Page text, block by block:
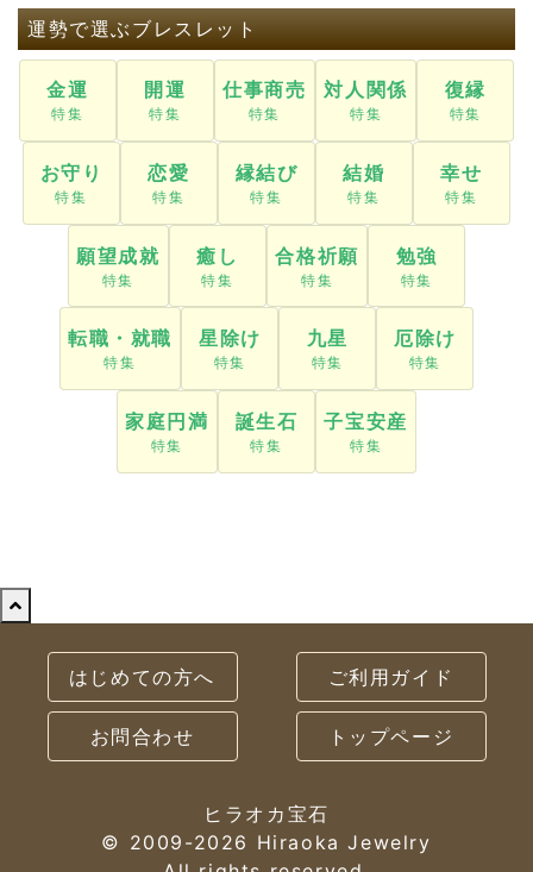
運勢で選ぶブレスレット
金運 開運 仕事商売 対人関係 復縁
お守り 恋愛 縁結び 結婚 幸せ
願望成就 癒し 合格祈願 勉強
転職・就職 星除け 九星 厄除け
家庭円満 誕生石 子宝安産
はじめての方へ ご利用ガイド
お問合わせ トップページ
ヒラオカ宝石
© 2009-2026 Hiraoka Jewelry